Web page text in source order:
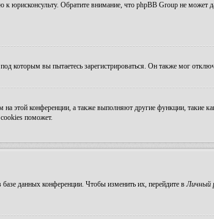
юрисконсульту. Обратите внимание, что phpBB Group не
которым вы пытаетесь зарегистрироваться. Он также мог
этой конференции, а также выполняют другие функции,
поможет.
базе данных конференции. Чтобы изменить их, перейдите вЛичный